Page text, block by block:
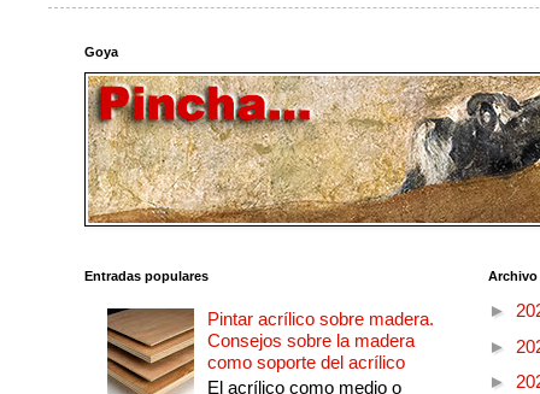
Goya
Entradas populares
Pintar acrílico sobre madera.
Consejos sobre la madera
como soporte del acrílico
El acrílico como medio o
►
►
►